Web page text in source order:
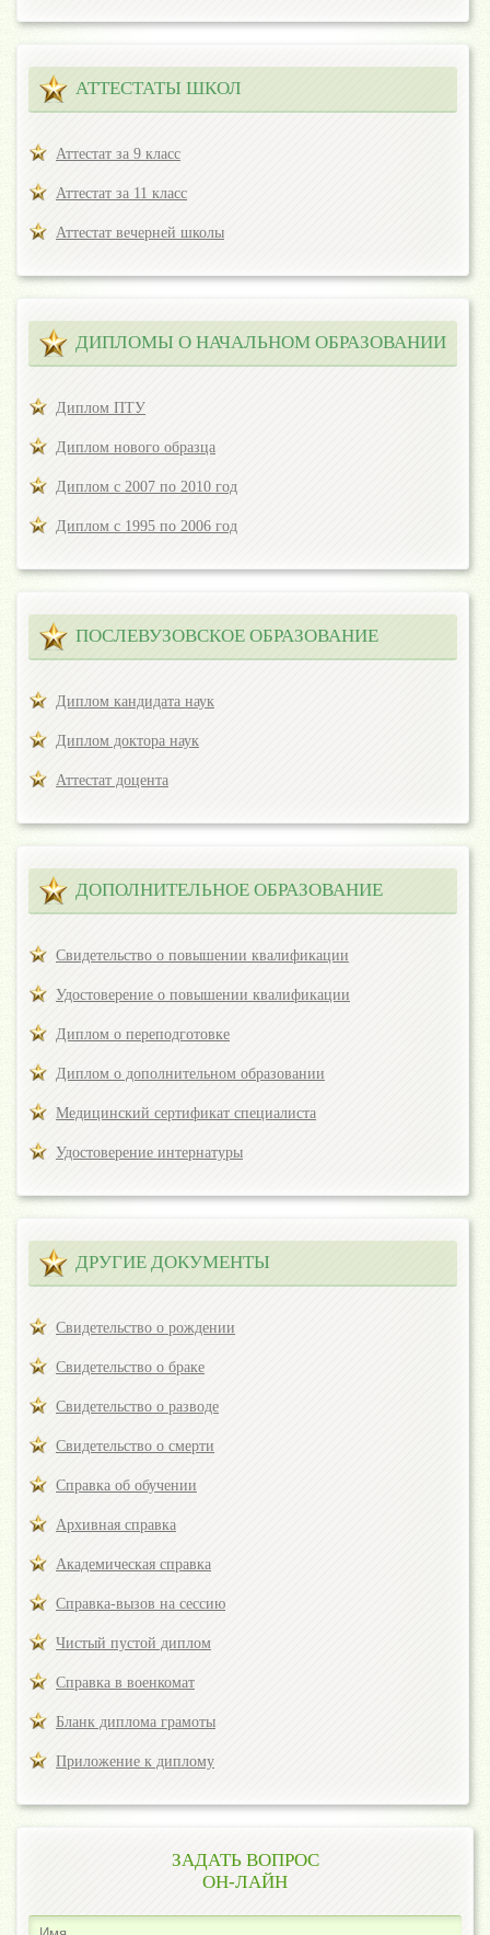
АТТЕСТАТЫ ШКОЛ
Аттестат за 9 класс
Аттестат за 11 класс
Аттестат вечерней школы
ДИПЛОМЫ О НАЧАЛЬНОМ ОБРАЗОВАНИИ
Диплом ПТУ
Диплом нового образца
Диплом с 2007 по 2010 год
Диплом с 1995 по 2006 год
ПОСЛЕВУЗОВСКОЕ ОБРАЗОВАНИЕ
Диплом кандидата наук
Диплом доктора наук
Аттестат доцента
ДОПОЛНИТЕЛЬНОЕ ОБРАЗОВАНИЕ
Свидетельство о повышении квалификации
Удостоверение о повышении квалификации
Диплом о переподготовке
Диплом о дополнительном образовании
Медицинский сертификат специалиста
Удостоверение интернатуры
ДРУГИЕ ДОКУМЕНТЫ
Свидетельство о рождении
Свидетельство о браке
Свидетельство о разводе
Свидетельство о смерти
Справка об обучении
Архивная справка
Академическая справка
Справка-вызов на сессию
Чистый пустой диплом
Справка в военкомат
Бланк диплома грамоты
Приложение к диплому
ЗАДАТЬ ВОПРОС
ОН-ЛАЙН